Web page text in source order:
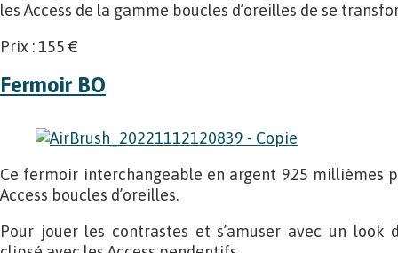
les Access de la gamme boucles d’oreilles de se
Prix : 155 €
Fermoir BO
Ce fermoir interchangeable en argent 925 millièmes
Access boucles d’oreilles.
Pour jouer les contrastes et s’amuser avec un